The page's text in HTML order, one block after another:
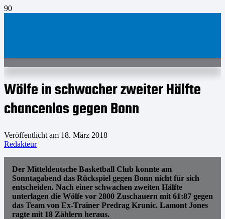
Wölfe in schwacher zweiter Hälfte
chancenlos gegen Bonn
Veröffentlicht am 18. März 2018
Redakteur
Der Mitteldeutsche Basketball Club konnte am
Sonntagabend das Rückspiel gegen Bonn nicht für sich
entscheiden. Nach einer schwachen zweiten Hälfte
unterlagen die Wölfe vor 2800 Zuschauern mit 61:87 gegen
das Team von Ex-Trainer Predrag Krunic. Lamont Jones
ragte mit 18 Zählern heraus.